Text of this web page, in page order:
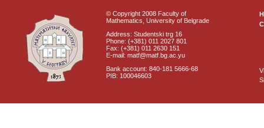
© Copyright 2008 Faculty of
Mathematics, University of Belgrade
Address: Studentski trg 16
Phone: (+381) 011 2027 801
Fax: (+381) 011 2630 151
E-mail: matf@matf.bg.ac.yu
Bank account: 840-181 5666-68
PIB: 100046603